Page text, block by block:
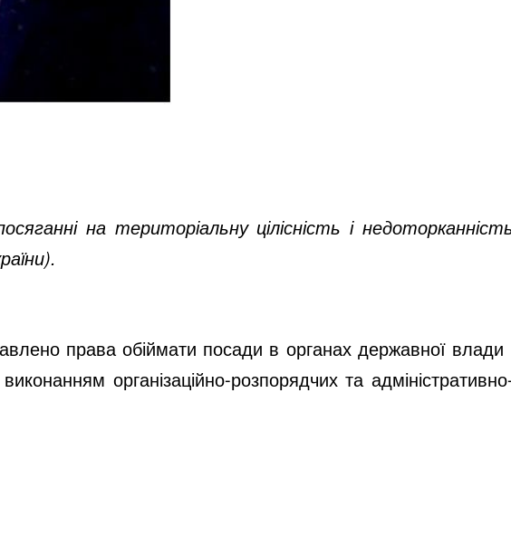
на територіальну цілісність і
права обіймати посади в органах державної влади
організаційно-розпорядчих та